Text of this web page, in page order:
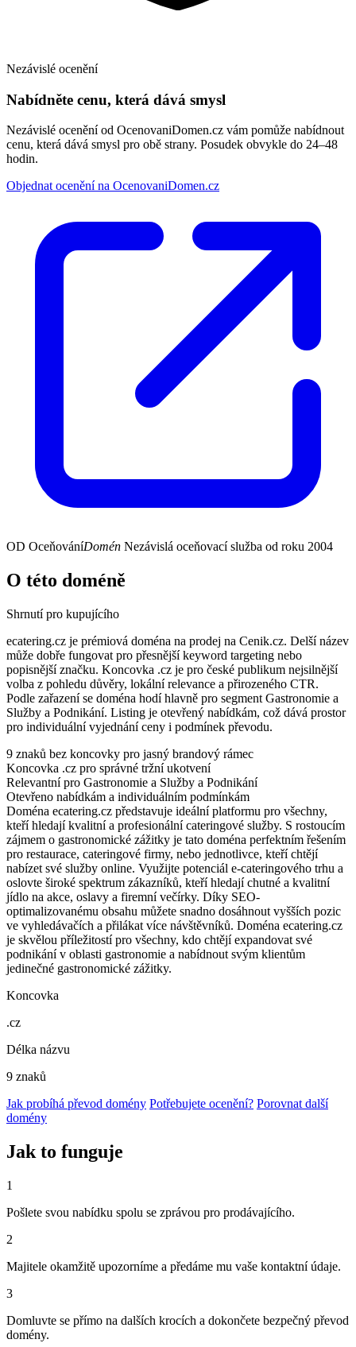
Nezávislé ocenění
Nabídněte cenu, která dává smysl
Nezávislé ocenění od OcenovaniDomen.cz vám pomůže nabídnout
cenu, která dává smysl pro obě strany. Posudek obvykle do 24–48
hodin.
Objednat ocenění na OcenovaniDomen.cz
OD OceňováníDomén Nezávislá oceňovací služba od roku 2004
O této doméně
Shrnutí pro kupujícího
ecatering.cz je prémiová doména na prodej na Cenik.cz. Delší název
může dobře fungovat pro přesnější keyword targeting nebo
popisnější značku. Koncovka .cz je pro české publikum nejsilnější
volba z pohledu důvěry, lokální relevance a přirozeného CTR.
Podle zařazení se doména hodí hlavně pro segment Gastronomie a
Služby a Podnikání. Listing je otevřený nabídkám, což dává prostor
pro individuální vyjednání ceny i podmínek převodu.
9 znaků bez koncovky pro jasný brandový rámec
Koncovka .cz pro správné tržní ukotvení
Relevantní pro Gastronomie a Služby a Podnikání
Otevřeno nabídkám a individuálním podmínkám
Doména ecatering.cz představuje ideální platformu pro všechny,
kteří hledají kvalitní a profesionální cateringové služby. S rostoucím
zájmem o gastronomické zážitky je tato doména perfektním řešením
pro restaurace, cateringové firmy, nebo jednotlivce, kteří chtějí
nabízet své služby online. Využijte potenciál e-cateringového trhu a
oslovte široké spektrum zákazníků, kteří hledají chutné a kvalitní
jídlo na akce, oslavy a firemní večírky. Díky SEO-
optimalizovanému obsahu můžete snadno dosáhnout vyšších pozic
ve vyhledávačích a přilákat více návštěvníků. Doména ecatering.cz
je skvělou příležitostí pro všechny, kdo chtějí expandovat své
podnikání v oblasti gastronomie a nabídnout svým klientům
jedinečné gastronomické zážitky.
Koncovka
.cz
Délka názvu
9 znaků
Jak probíhá převod domény Potřebujete ocenění? Porovnat další
domény
Jak to funguje
1
Pošlete svou nabídku spolu se zprávou pro prodávajícího.
2
Majitele okamžitě upozorníme a předáme mu vaše kontaktní údaje.
3
Domluvte se přímo na dalších krocích a dokončete bezpečný převod
domény.